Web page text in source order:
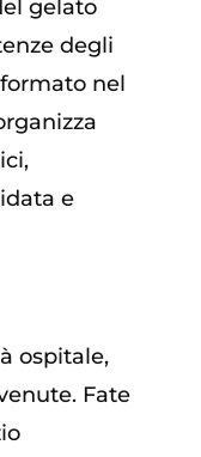
gelato
degli
nel
e
ospitale,
Fate